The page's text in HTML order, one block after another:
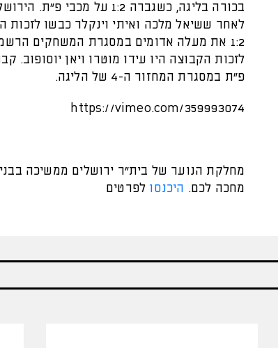
בכורה בליגה, כשגברה 1:2 על
לאחר ששיאל מלכה ואיתי וינקלר כבשו לזכות
1:2 את מעלה אדומים במסגרת המשחקים
לזכות הקבוצה היו עידו מוטרו ויאן יוסופוב.
פ"ת במסגרת המחזור ה-4 של הליגה.
https://vimeo.com/359993074
מחלקת הנוער של בית"ר ירושלים ממשיכה
מחכה לכם. היכנסו לפרטים